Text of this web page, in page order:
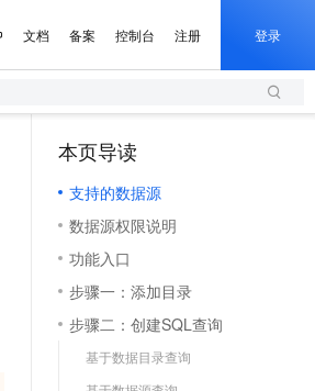
文档 备案 控制台 注册 登录
本页导读
支持的数据源
数据源权限说明
功能入口
步骤一：添加目录
步骤二：创建SQL查询
基于数据目录查询